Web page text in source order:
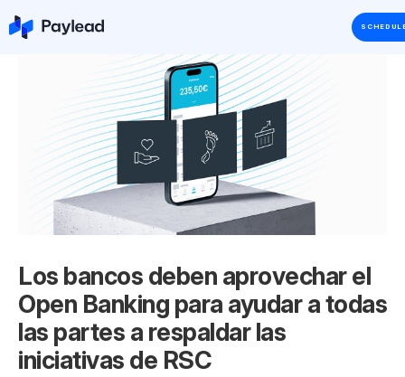
Los bancos deben aprovechar el
Open Banking para ayudar a todas
las partes a respaldar las
iniciativas de RSC